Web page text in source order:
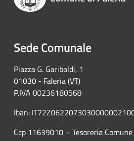
Sede Comunale
Piazza G. Garibaldi, 1
01030 - Faleria (VT)
P.IVA 00236180568
Iban:
Ccp 11639010 – Tesoreria